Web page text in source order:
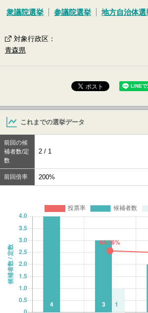
衆議院選挙 参議院選挙 地方自治体選
対象行政区 ：
青森県
これまでの選挙データ
前回の候
補者数/定
数
2 / 1
前回倍率 200%